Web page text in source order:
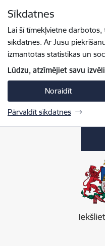
Sīkdatnes
Lai šī tīmekļvietne
sīkdatnes. Ar Jūsu
izmantotas statistikas un
Lūdzu, atzīmējiet savu
Noraidīt
Pārvaldīt sīkdatnes